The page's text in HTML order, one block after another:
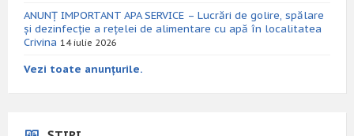
ANUNȚ IMPORTANT APA SERVICE – Lucrări de golire, spălare
și dezinfecție a rețelei de alimentare cu apă în localitatea
Crivina 14 iulie 2026
Vezi toate anunțurile.